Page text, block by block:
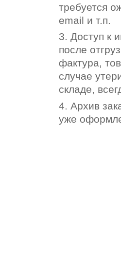
требуется
email и т.п.
3. Доступ к
после
фактура,
случае
складе,
4. Архив
уже